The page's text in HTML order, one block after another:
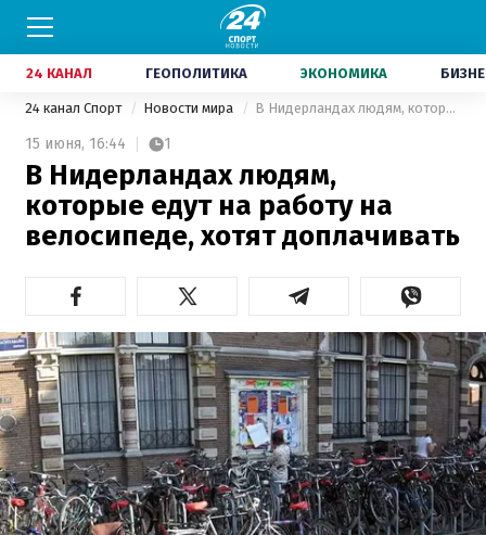
24 КАНАЛ ГЕОПОЛИТИКА ЭКОНОМИКА
24 канал Спорт Новости мира В Нидерландах людям, которые едут на работу на велосипеде, хотят доплачивать
15 июня, 16:44 1
В Нидерландах людям,
которые едут на работу на
велосипеде, хотят доплачивать